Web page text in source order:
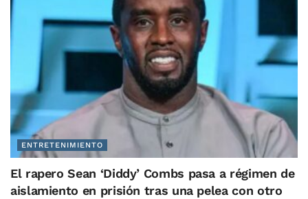
ENTRETENIMIENTO
El rapero Sean ‘Diddy’ Combs pasa a régimen de
aislamiento en prisión tras una pelea con otro